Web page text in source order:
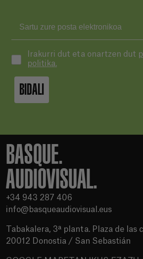
Irakurri dut eta onartzen dut
politika.
BIDALI
BASQUE.
AUDIOVISUAL.
+34 943 287 406
info@basqueaudiovisual.eus
Tabakalera, 3ª planta. Plaza de las
20012 Donostia / San Sebastián